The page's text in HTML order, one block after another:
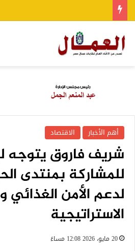
أهم الأخبار الاقتصاد
شريف فاروق يتوجه
للمشاركة بمنتدى
لدعم الأمن الغذائي
الاستراتيجية
20 مايو، 2026 12:08 مساءً